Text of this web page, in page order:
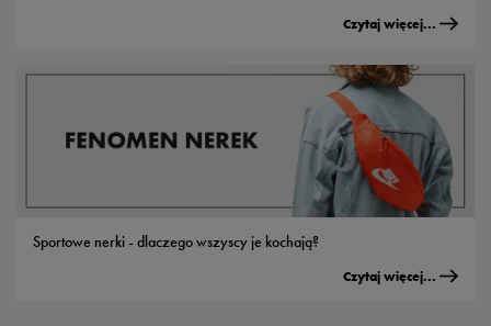
Czytaj więcej...
Sportowe nerki - dlaczego wszyscy je kochają?
Czytaj więcej...